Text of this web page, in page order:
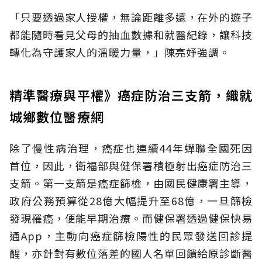
「只要透過家人授權，無論距離多遠，在外的遊子
都能隨時看見父母的抽血數據和就醫紀錄，讓科技
轉化為守護家人的溫暖力量，」陳亮妤強調。
精準醫療與平權》癌症防治三支箭，織就
城鄉數位醫療網
除了慢性病治理，癌症也連續44年蟬聯全國死因
首位，因此，衛福部與健保署積極射出癌症防治三
支箭。第一支箭是癌症篩檢，由國民健康署主導，
政府公務預算從28億大幅提升至68億，一旦篩檢
發現罹癌，便能早期治療。而健保署透過健保快易
通App，主動向癌症篩檢陽性的民眾發送回診提
醒，亦針對有數位落差的國人名單回饋給原診斷醫